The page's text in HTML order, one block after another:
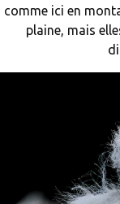
comme ici en
plaine, mais